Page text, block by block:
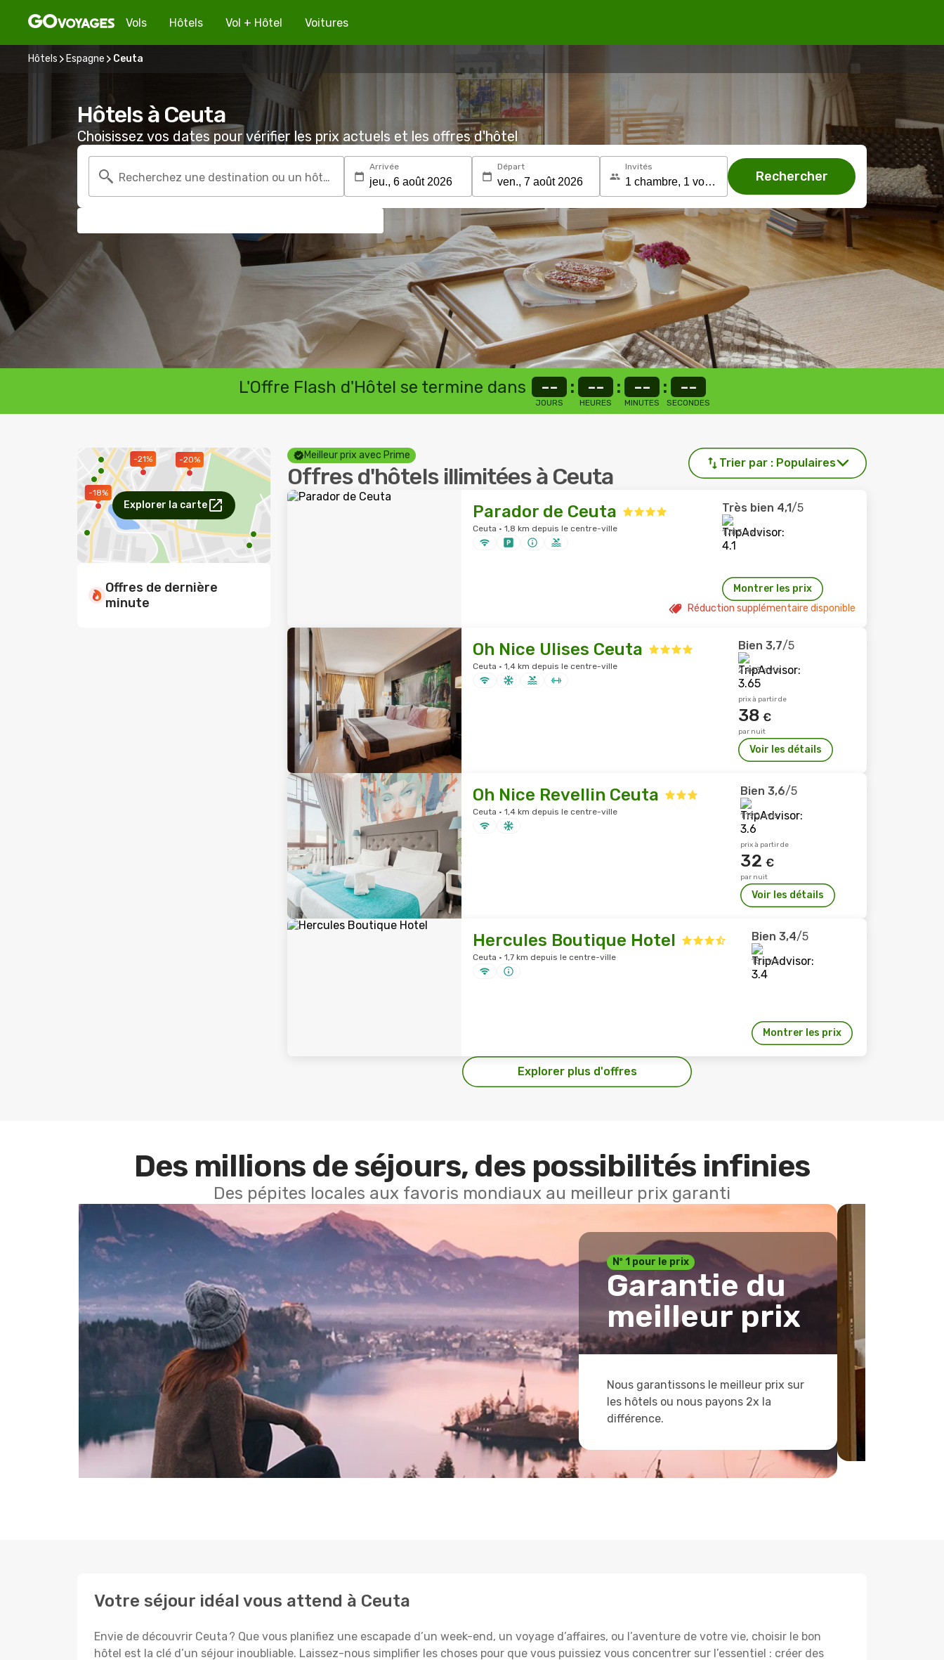
Vols Hôtels Vol + Hôtel Voitures
Hôtels Espagne Ceuta
Hôtels à Ceuta
Choisissez vos dates pour vérifier les prix actuels et les offres d'hôtel
Recherchez une destination ou un hôtel
Arrivée Départ Invités
Rechercher
L'Offre Flash d'Hôtel se termine dans --
JOURS
: --
HEURES
: --
MINUTES
: --
SECONDES
-20%
-21%
-18%
Explorer la carte
Offres de dernière
minute
Meilleur prix avec Prime
Offres d'hôtels illimitées à Ceuta
Trier par : Populaires
Parador de Ceuta
Ceuta · 1,8 km depuis le centre-ville
Très bien 4,1/5
1 783 avis
Montrer les prix
Réduction supplémentaire disponible
Oh Nice Ulises Ceuta
Ceuta · 1,4 km depuis le centre-ville
Bien 3,7/5
2 443 avis
prix à partir de
38 €
par nuit
Voir les détails
Oh Nice Revellin Ceuta
Ceuta · 1,4 km depuis le centre-ville
Bien 3,6/5
1 190 avis
prix à partir de
32 €
par nuit
Voir les détails
Hercules Boutique Hotel
Ceuta · 1,7 km depuis le centre-ville
Bien 3,4/5
15 avis
Montrer les prix
Explorer plus d'offres
Des millions de séjours, des possibilités infinies
Des pépites locales aux favoris mondiaux au meilleur prix garanti
Nº 1 pour le prix
Garantie du
meilleur prix
Nous garantissons le meilleur prix sur
les hôtels ou nous payons 2x la
différence.
Votre séjour idéal vous attend à Ceuta
Envie de découvrir Ceuta ? Que vous planifiez une escapade d’un week-end, un voyage d’affaires, ou l’aventure de votre vie, choisir le bon
hôtel est la clé d’un séjour inoubliable. Laissez-nous simplifier les choses pour que vous puissiez vous concentrer sur l’essentiel : créer des